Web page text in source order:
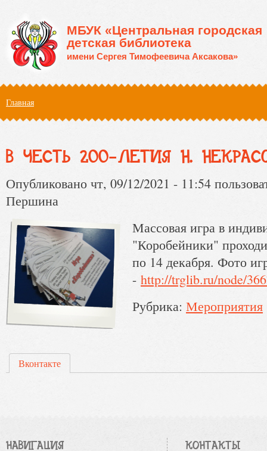
МБУК «Центральная городская
детская библиотека
имени Сергея Тимофеевича Аксакова»
Вы здесь
Главная
В ЧЕСТЬ 200-ЛЕТИЯ Н.
Опубликовано чт, 09/12/2021 - 11:54
Першина
Массовая игра в
"Коробейники"
по 14 декабря. Фото
- http://trglib.ru/node/
Рубрика: Мероприятия
Вконтакте
НАВИГАЦИЯ КОНТАКТЫ